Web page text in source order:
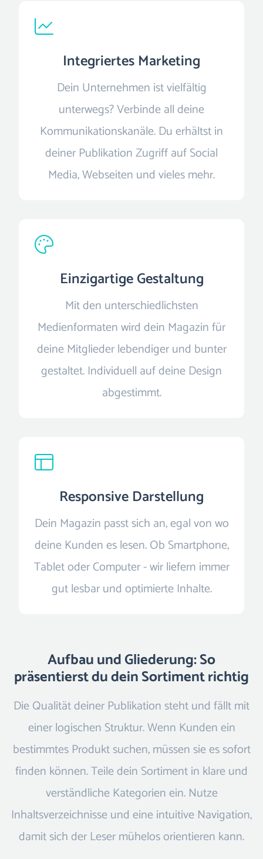
Integriertes Marketing
Dein Unternehmen ist vielfältig
unterwegs? Verbinde all deine
Kommunikationskanäle. Du erhältst in
deiner Publikation Zugriff auf Social
Media, Webseiten und vieles mehr.
Einzigartige Gestaltung
Mit den unterschiedlichsten
Medienformaten wird dein Magazin für
deine Mitglieder lebendiger und bunter
gestaltet. Individuell auf deine Design
abgestimmt.
Responsive Darstellung
Dein Magazin passt sich an, egal von wo
deine Kunden es lesen. Ob Smartphone,
Tablet oder Computer - wir liefern immer
gut lesbar und optimierte Inhalte.
Aufbau und Gliederung: So
präsentierst du dein Sortiment richtig
Die Qualität deiner Publikation steht und fällt mit
einer logischen Struktur. Wenn Kunden ein
bestimmtes Produkt suchen, müssen sie es sofort
finden können. Teile dein Sortiment in klare und
verständliche Kategorien ein. Nutze
Inhaltsverzeichnisse und eine intuitive Navigation,
damit sich der Leser mühelos orientieren kann.